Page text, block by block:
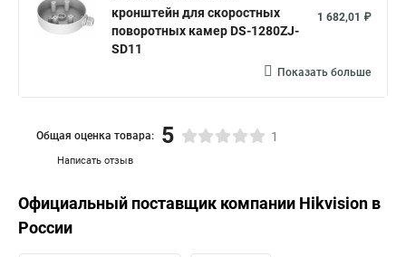
кронштейн для скоростных
поворотных камер DS-1280ZJ-
SD11
1 682,01 ₽
Показать больше
Написать отзыв
Общая оценка товара: 5 1
Официальный поставщик компании Hikvision в
России